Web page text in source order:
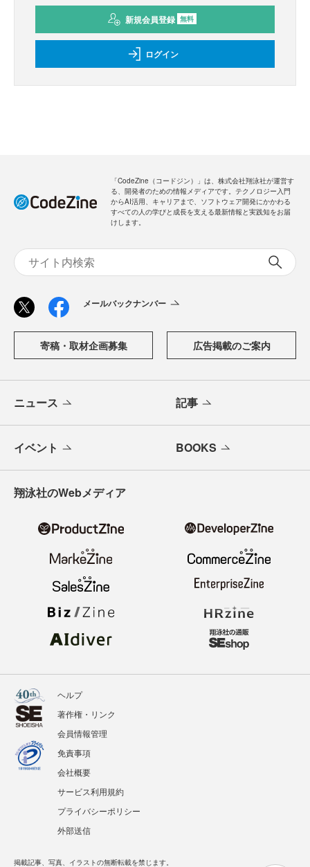
新規会員登録 無料
ログイン
「CodeZine（コードジン）」は、株式会社翔泳社が運営す
る、開発者のための情報メディアです。テクノロジー入門
からAI活用、キャリアまで、ソフトウェア開発にかかわる
すべての人の学びと成長を支える最新情報と実践知をお届
けします。
メールバックナンバー
寄稿・取材企画募集 広告掲載のご案内
ニュース 記事
イベント BOOKS
翔泳社のWebメディア
ヘルプ
著作権・リンク
会員情報管理
免責事項
会社概要
サービス利用規約
プライバシーポリシー
外部送信
掲載記事、写真、イラストの無断転載を禁じます。